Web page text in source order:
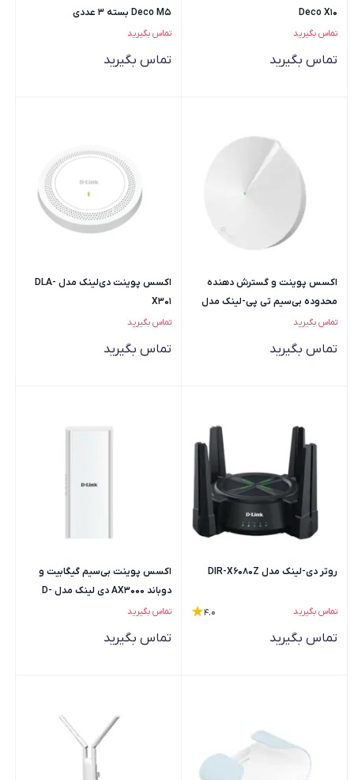
Deco X10
تماس بگیرید
تماس بگیرید
Deco M5 بسته 3 عددی
تماس بگیرید
تماس بگیرید
اکسس پوینت و گسترش دهنده
محدوده بی‌سیم تی پی-لینک مدل
Deco M5
تماس بگیرید
تماس بگیرید
اکسس پوینت دی‌لینک مدل DLA-
X301
تماس بگیرید
تماس بگیرید
روتر دی-لینک مدل DIR-X6080Z
تماس بگیرید 4.0
تماس بگیرید
اکسس پوینت بی‌سیم گیگابیت و
دوباند AX3000 دی لینک مدل D-
Lite DLA-X303
تماس بگیرید
تماس بگیرید